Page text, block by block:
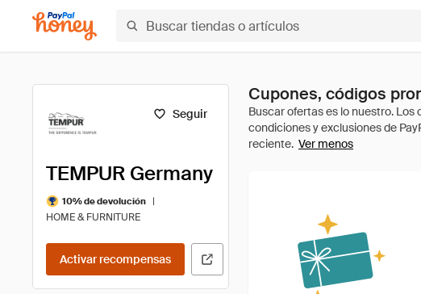
Seguir
TEMPUR Germany
10% de devolución
|
HOME & FURNITURE
Activar recompensas
Cupones, códigos
Ver menos